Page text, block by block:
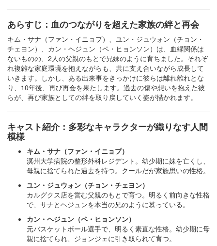
あらすじ：血のつながりを超えた家族の絆と再会
キム・サナ（ファン・イニョプ）、ユン・ジュウォン（チョン・
チェヨン）、カン・ヘジュン（ペ・ヒョンソン）は、血縁関係は
ないものの、2人の父親のもとで兄妹のように育ちました。それぞ
れ複雑な家庭環境を抱えながらも、共に支え合いながら成長して
いきます。しかし、ある出来事をきっかけに彼らは離れ離れとな
り、10年後、再び再会を果たします。過去の傷や想いを抱えた彼
らが、再び家族としての絆を取り戻していく姿が描かれます。
キャスト紹介：多彩なキャラクターが織りなす人間
模様
キム・サナ（ファン・イニョプ）
溟州大学病院の整形外科レジデント。幼少期に妹を亡くし、
母親に捨てられた過去を持つ。クールだが家族思いの性格。
ユン・ジュウォン（チョン・チェヨン）
カルグクス店を営む父親のもとで育つ。明るく前向きな性格
で、サナとヘジュンを本当の兄のように慕っている。
カン・ヘジュン（ペ・ヒョンソン）
元バスケットボール選手で、明るく素直な性格。幼少期に母
親に捨てられ、ジョンジェに引き取られて育つ。